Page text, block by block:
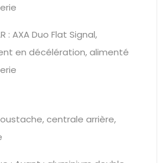
: AXA Duo Flat Signal,
en décélération, alimenté
centrale arrière,